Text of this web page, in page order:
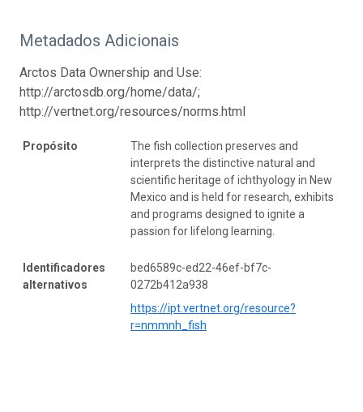
Metadados Adicionais
Arctos Data Ownership and Use:
http://arctosdb.org/home/data/;
http://vertnet.org/resources/norms.html
Propósito
The fish collection preserves and
interprets the distinctive natural and
scientific heritage of ichthyology in New
Mexico and is held for research, exhibits
and programs designed to ignite a
passion for lifelong learning.
Identificadores
alternativos
bed6589c-ed22-46ef-bf7c-
0272b412a938
https://ipt.vertnet.org/resource?
r=nmmnh_fish